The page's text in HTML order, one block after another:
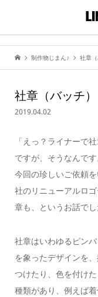
制作物じまん♪ 社章（
社章（バッチ）
2019.04.02
「えっ？ライナーで
ですが、そうなんで
今回の珍しいご依頼
社のリニューアルロ
章も、というお話でし
社章はいわゆるピン
を象ったデザインを
つけたり、色を付け
種類があり、例えば